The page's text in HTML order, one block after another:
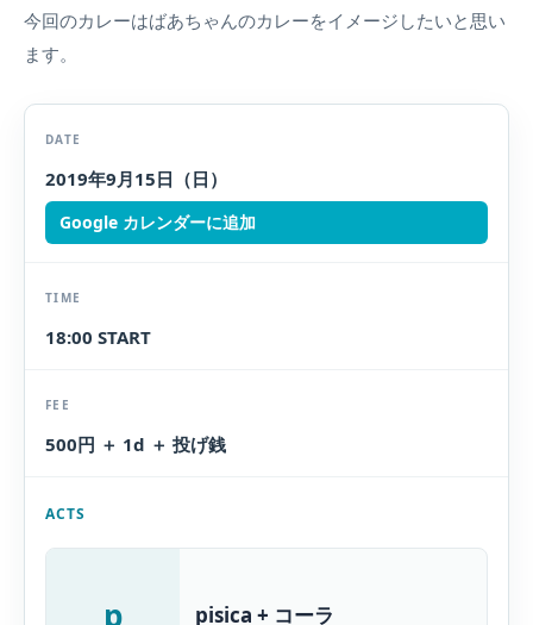
今回のカレーはばあちゃんのカレーをイメージしたいと思い
ます。
DATE
2019年9月15日（日）
Google カレンダーに追加
TIME
18:00 START
FEE
500円 ＋ 1d ＋ 投げ銭
ACTS
p pisica + コーラ